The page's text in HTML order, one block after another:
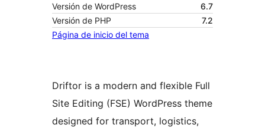
Versión de WordPress
6.7
Versión de PHP
7.2
Página de inicio del tema
Driftor is a modern and flexible Full
Site Editing (FSE) WordPress theme
designed for transport, logistics,